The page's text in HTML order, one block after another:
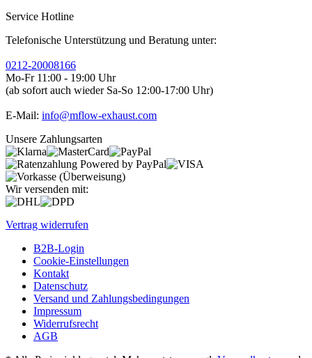
Service Hotline
Telefonische Unterstützung und Beratung unter:
0212-20008166
Mo-Fr 11:00 - 19:00 Uhr
(ab sofort auch wieder Sa-So 12:00-17:00 Uhr)
E-Mail: info@mflow-exhaust.com
Unsere Zahlungsarten
Wir versenden mit:
Vertrag widerrufen
B2B-Login
Cookie-Einstellungen
Kontakt
Datenschutz
Versand und Zahlungsbedingungen
Impressum
Widerrufsrecht
AGB